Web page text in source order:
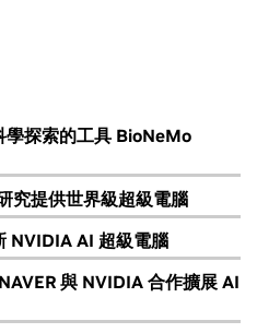
探索的工具 BioNeMo
究提供世界級超級電腦
NVIDIA AI 超級電腦
與 NVIDIA 合作擴展 AI